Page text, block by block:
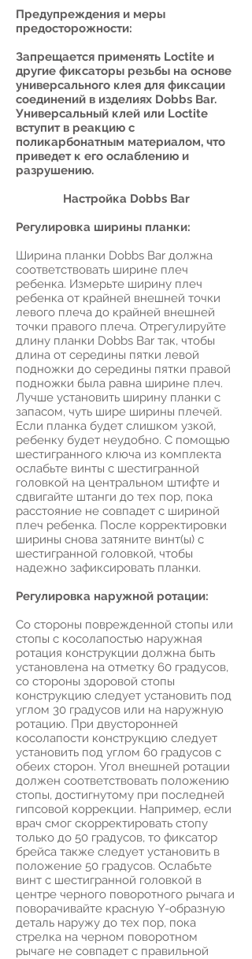
Предупреждения и меры
предосторожности:
Запрещается применять Loctite и
другие фиксаторы резьбы на основе
универсального клея для фиксации
соединений в изделиях Dobbs Bar.
Универсальный клей или Loctite
вступит в реакцию с
поликарбонатным материалом, что
приведет к его ослаблению и
разрушению.
Настройка Dobbs Bar
Регулировка ширины планки:
Ширина планки Dobbs Bar должна
соответствовать ширине плеч
ребенка. Измерьте ширину плеч
ребенка от крайней внешней точки
левого плеча до крайней внешней
точки правого плеча. Отрегулируйте
длину планки Dobbs Bar так, чтобы
длина от середины пятки левой
подножки до середины пятки правой
подножки была равна ширине плеч.
Лучше установить ширину планки с
запасом, чуть шире ширины плечей.
Если планка будет слишком узкой,
ребенку будет неудобно. С помощью
шестигранного ключа из комплекта
ослабьте винты с шестигранной
головкой на центральном штифте и
сдвигайте штанги до тех пор, пока
расстояние не совпадет с шириной
плеч ребенка. После корректировки
ширины снова затяните винт(ы) с
шестигранной головкой, чтобы
надежно зафиксировать планки.
Регулировка наружной ротации:
Со стороны поврежденной стопы или
стопы с косолапостью наружная
ротация конструкции должна быть
установлена на отметку 60 градусов,
со стороны здоровой стопы
конструкцию следует установить под
углом 30 градусов или на наружную
ротацию. При двусторонней
косолапости конструкцию следует
установить под углом 60 градусов с
обеих сторон. Угол внешней ротации
должен соответствовать положению
стопы, достигнутому при последней
гипсовой коррекции. Например, если
врач смог скорректировать стопу
только до 50 градусов, то фиксатор
брейса также следует установить в
положение 50 градусов. Ослабьте
винт с шестигранной головкой в
центре черного поворотного рычага и
поворачивайте красную Y-образную
деталь наружу до тех пор, пока
стрелка на черном поворотном
рычаге не совпадет с правильной